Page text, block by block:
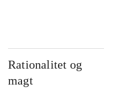
Rationalitet og
magt